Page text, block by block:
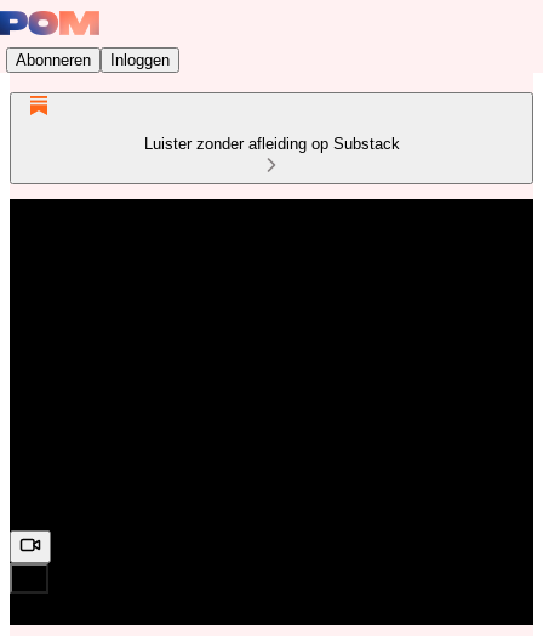
Abonneren Inloggen
Luister zonder afleiding op Substack